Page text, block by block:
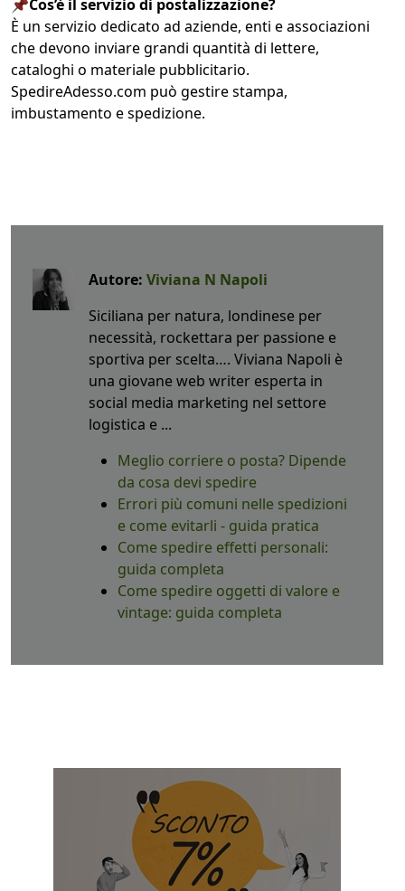
📌Cos’è il servizio di postalizzazione?
È un servizio dedicato ad aziende, enti e associazioni
che devono inviare grandi quantità di lettere,
cataloghi o materiale pubblicitario.
SpedireAdesso.com può gestire stampa,
imbustamento e spedizione.
Autore: Viviana N Napoli
Siciliana per natura, londinese per
necessità, rockettara per passione e
sportiva per scelta…. Viviana Napoli è
una giovane web writer esperta in
social media marketing nel settore
logistica e ...
Meglio corriere o posta? Dipende
da cosa devi spedire
Errori più comuni nelle spedizioni
e come evitarli - guida pratica
Come spedire effetti personali:
guida completa
Come spedire oggetti di valore e
vintage: guida completa